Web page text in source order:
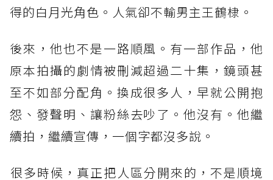
得的白月光角色。人氣卻不輸男主王鶴棣。
後來，他也不是一路順風。有一部作品，他
原本拍攝的劇情被刪減超過二十集，鏡頭甚
至不如部分配角。換成很多人，早就公開抱
怨、發聲明、讓粉絲去吵了。他沒有。他繼
續拍，繼續宣傳，一個字都沒多說。
​很多時候，真正把人區分開來的，不是順境